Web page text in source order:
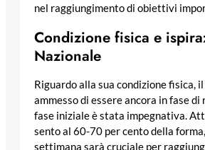
nel raggiungimento di obiettivi
Condizione fisica e
Nazionale
Riguardo alla sua condizione fisica,
ammesso di essere ancora in fase di
fase iniziale è stata impegnativa.
sento al 60-70 per cento della
settimana sarà cruciale per